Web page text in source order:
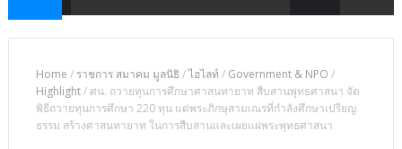
Home / ราชการ สมาคม มูลนิธิ /ไฮไลท์ / Government & NPO /
Highlight/ศน. ถวายทุนการศึกษาศาสนทายาท สืบสานพุทธศาสนา จัด
พิธีถวายทุนการศึกษา 220 ทุน แด่พระภิกษุสามเณรที่กำลังศึกษาเปรียญ
ธรรม สร้างศาสนทายาท ในการสืบสานและเผยแผ่พระพุทธศาสนา